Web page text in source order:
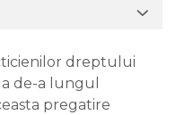
dreptului
de-a lungul
pregatire